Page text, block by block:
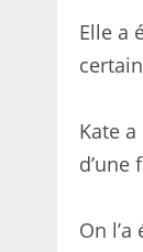
Elle a
Kate
d’une
On